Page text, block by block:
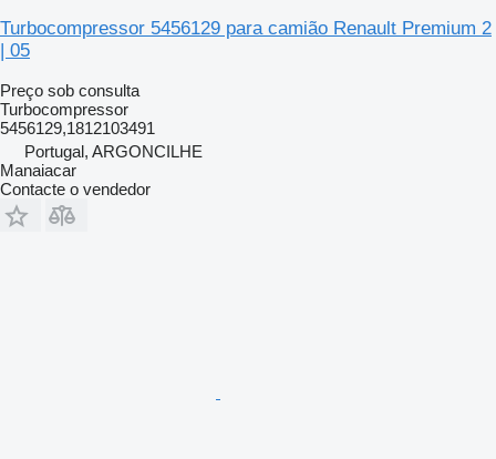
Turbocompressor 5456129 para camião Renault Premium 2
| 05
Preço sob consulta
Turbocompressor
5456129,1812103491
Portugal, ARGONCILHE
Manaiacar
Contacte o vendedor